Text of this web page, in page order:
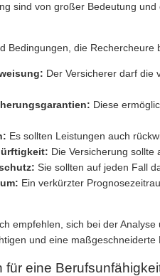
sind von großer Bedeutung
Bedingungen, die
Der Versicherer darf die
Diese
Es sollten Leistungen auch
Die Versicherung sollte
Sie sollten auf jeden Fall
Ein verkürzter
empfehlen, sich bei der
und eine
für eine